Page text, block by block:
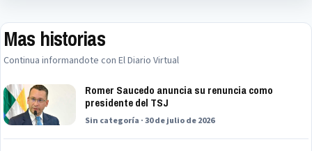
Mas historias
Continua informandote con El Diario Virtual
Romer Saucedo anuncia su renuncia como
presidente del TSJ
Sin categoría · 30 de julio de 2026